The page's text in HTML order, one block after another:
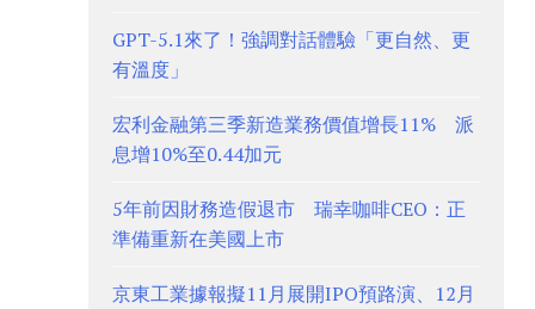
GPT-5.1來了！強調對話體驗「更自然、更
有溫度」
宏利金融第三季新造業務價值增長11% 派
息增10%至0.44加元
5年前因財務造假退市 瑞幸咖啡CEO：正
準備重新在美國上市
京東工業據報擬11月展開IPO預路演、12月